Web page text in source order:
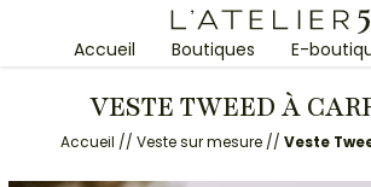
Accueil Boutiques E-
VESTE TWEED À
Accueil // Veste sur mesure// Veste